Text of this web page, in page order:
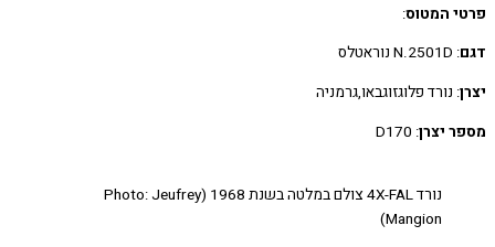
המטוס:
: נורד פלוגזוגבאו,גרמניה
יצרן: D170
נורד 4X-FAL צולם במלטה בשנת 1968 (Photo: Jeufrey
Mangion)